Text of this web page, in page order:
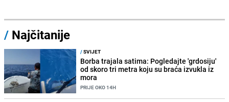
/ Najčitanije
/SVIJET
Borba trajala satima: Pogledajte 'grdosiju'
od skoro tri metra koju su braća izvukla iz
mora
PRIJE OKO 14H